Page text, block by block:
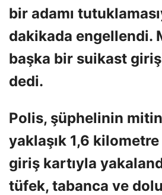
bir adamı
dakikada engellendi.
başka bir suikast
dedi.
Polis, şüphelinin
yaklaşık 1,6 kilometre
giriş kartıyla
tüfek, tabanca ve